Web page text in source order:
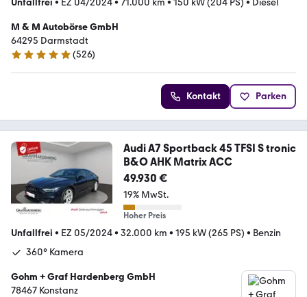
Unfallfrei • EZ 04/2024• 71.000 km • 150 kW (204 PS) • Diesel
M & M Autobörse GmbH
64295 Darmstadt
4.9 Sterne
(526)
Kontakt Parken
Audi A7 Sportback 45 TFSI S tronic
B&O AHK Matrix ACC
49.930 €
19% MwSt.
Hoher Preis
Unfallfrei • EZ 05/2024• 32.000 km • 195 kW (265 PS) • Benzin
360° Kamera
Gohm + Graf Hardenberg GmbH
78467 Konstanz